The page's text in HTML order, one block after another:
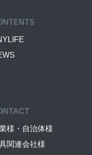
様・自治体様
関連会社様